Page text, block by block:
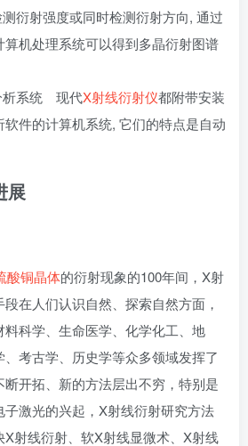
衍射强度或同时检测衍射方向, 通过
机处理系统可以得到多晶衍射图谱
析系统 现代X射线衍射仪都附带安装
件的计算机系统, 它们的特点是自动
展
酸铜晶体的衍射现象的100年间，X射
在人们认识自然、探索自然方面，
科学、生命医学、化学化工、地
考古学、历史学等众多领域发挥了
开拓、新的方法层出不穷，特别是
激光的兴起，X射线衍射研究方法
射线衍射、软X射线显微术、X射线